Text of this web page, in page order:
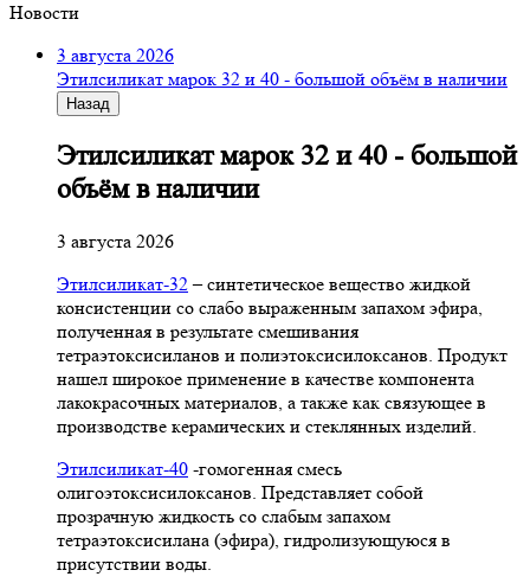
Новости
3 августа 2026
Этилсиликат марок 32 и 40 - большой объём в наличии
Назад
Этилсиликат марок 32 и 40 - большой
объём в наличии
3 августа 2026
Этилсиликат-32– синтетическое вещество жидкой
консистенции со слабо выраженным запахом эфира,
полученная в результате смешивания
тетpаэтоксисиланов и полиэтоксисилоксанов. Продукт
нашел широкое применение в качестве компонента
лакокрасочных материалов, а также как связующее в
производстве керамических и стеклянных изделий.
Этилсиликат-40 -гомогенная смесь
олигоэтоксисилоксанов. Представляет собой
прозрачную жидкость со слабым запахом
тетраэтоксисилана (эфира), гидролизующуюся в
присутствии воды.